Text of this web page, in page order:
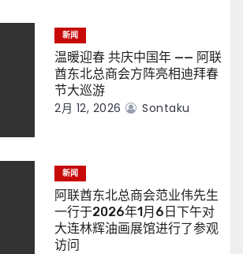
新闻
温暖迎春 共庆中国年 —— 阿联
酋东北总商会方阵亮相迪拜春
节大巡游
2月 12, 2026 Sontaku
新闻
阿联酋东北总商会范业伟先生
一行于2026年1月6日下午对
大连林辉油画展馆进行了参观
访问